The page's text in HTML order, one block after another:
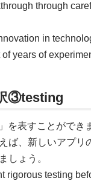
through
in
years of
③testing
を表すことがで
ば、新しいアプ
しょう。
testing